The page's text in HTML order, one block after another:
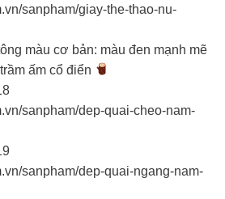
sanpham/giay-the-thao-nu-
màu cơ bản: màu đen mạnh mẽ
ấm cổ điển
sanpham/dep-quai-cheo-nam-
sanpham/dep-quai-ngang-nam-